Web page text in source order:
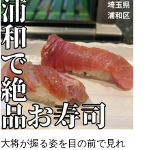
大将が握る姿を目の前で見れ